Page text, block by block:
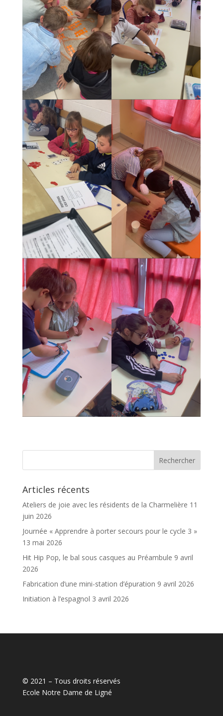
Articles récents
Ateliers de joie avec les résidents de la Charmelière 11
juin 2026
Journée « Apprendre à porter secours pour le cycle 3 »
13 mai 2026
Hit Hip Pop, le bal sous casques au Préambule 9 avril
2026
Fabrication d’une mini-station d’épuration 9 avril 2026
Initiation à l’espagnol 3 avril 2026
© 2021 – Tous droits réservés
Ecole Notre Dame de Ligné